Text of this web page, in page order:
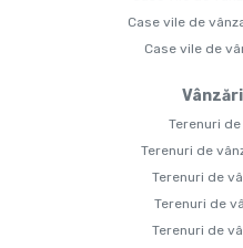
Case vile de
Case vile de
Terenuri
Terenuri de
Terenuri de
Terenuri de
Terenuri de